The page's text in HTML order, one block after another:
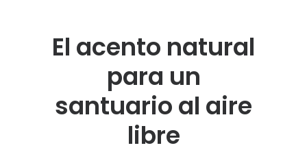
El acento natural
para un
santuario al aire
libre